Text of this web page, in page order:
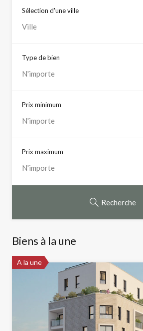
Sélection d'une ville
Ville
Type de bien
N'importe
Prix minimum
N'importe
Prix maximum
N'importe
Recherche
Biens à la une
A la une